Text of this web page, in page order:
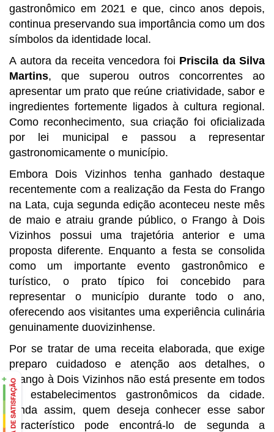
gastronômico em 2021 e que, cinco anos depois,
continua preservando sua importância como um dos
símbolos da identidade local.
A autora da receita vencedora foi Priscila da Silva
Martins, que superou outros concorrentes ao
apresentar um prato que reúne criatividade, sabor e
ingredientes fortemente ligados à cultura regional.
Como reconhecimento, sua criação foi oficializada
por lei municipal e passou a representar
gastronomicamente o município.
Embora Dois Vizinhos tenha ganhado destaque
recentemente com a realização da Festa do Frango
na Lata, cuja segunda edição aconteceu neste mês
de maio e atraiu grande público, o Frango à Dois
Vizinhos possui uma trajetória anterior e uma
proposta diferente. Enquanto a festa se consolida
como um importante evento gastronômico e
turístico, o prato típico foi concebido para
representar o município durante todo o ano,
oferecendo aos visitantes uma experiência culinária
genuinamente duovizinhense.
Por se tratar de uma receita elaborada, que exige
preparo cuidadoso e atenção aos detalhes, o
Frango à Dois Vizinhos não está presente em todos
os estabelecimentos gastronômicos da cidade.
Ainda assim, quem deseja conhecer esse sabor
característico pode encontrá-lo de segunda a